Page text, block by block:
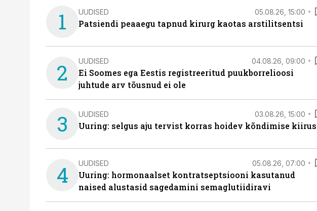
1 UUDISED 05.08.26, 15:00
Patsiendi peaaegu tapnud kirurg kaotas arstilitsentsi
2 UUDISED 04.08.26, 09:00
Ei Soomes ega Eestis registreeritud puukborrelioosi
juhtude arv tõusnud ei ole
3 UUDISED 03.08.26, 15:00
Uuring: selgus aju tervist korras hoidev kõndimise kiirus
4 UUDISED 05.08.26, 07:00
Uuring: hormonaalset kontratseptsiooni kasutanud
naised alustasid sagedamini semaglutiidiravi